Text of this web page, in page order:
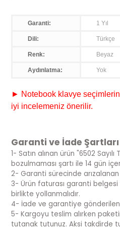
Garanti: 1 Yıl
Dili: Türkçe
Renk: Beyaz
Aydınlatma: Yok
► Notebook klavye
iyi incelemeniz önerilir.
Garanti ve İade Şartları
1- Satın alınan ürün "6502
bozulmaması şartı ile 14 gün
2- Garanti sürecinde
3- Ürün faturası garanti belgesi
birlikte yollanmalıdır.
4- İade ve garantiye
5- Kargoyu teslim alırken
tutanak tutunuz. Aksi takdirde